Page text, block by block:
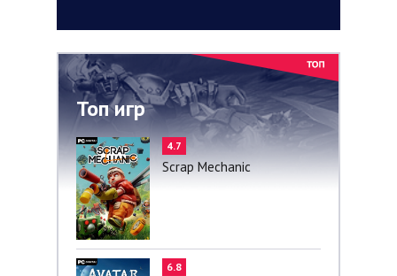
Топ игр
4.7
Scrap Mechanic
6.8